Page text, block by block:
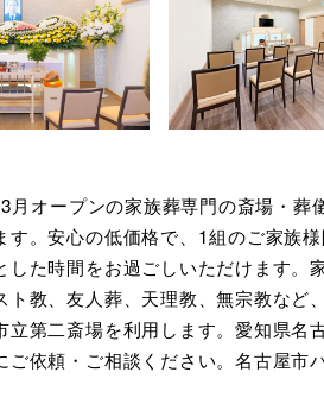
月オープンの家族葬専門の斎場・葬
。安心の低価格で、1組のご家族
た時間をお過ごしいただけます。
教、友人葬、天理教、無宗教など
第二斎場を利用します。愛知県名
依頼・ご相談ください。名古屋市